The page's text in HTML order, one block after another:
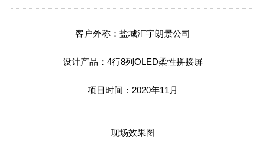
客户外称：盐城汇宇朗景公司
设计产品：4行8列OLED柔性拼接屏
项目时间：2020年11月
现场效果图